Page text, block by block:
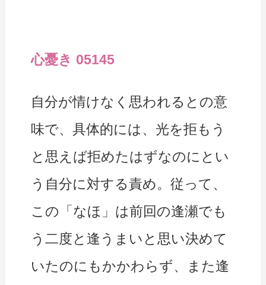
心憂き 05145
自分が情けなく思われるとの意
味で、具体的には、光を拒もう
と思えば拒めたはずなのにとい
う自分に対する責め。従って、
この「なほ」は前回の逢瀬でも
う二度と逢うまいと思い決めて
いたのにもかかわらず、また逢